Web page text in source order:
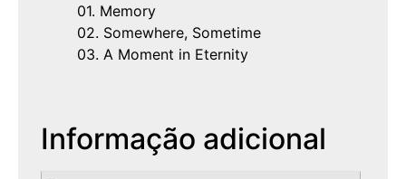
01. Memory
02. Somewhere, Sometime
03. A Moment in Eternity
Informação adicional